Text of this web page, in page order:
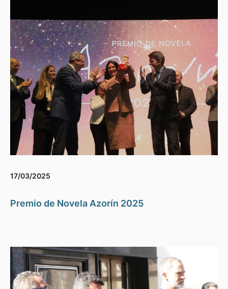
17/03/2025
Premio de Novela Azorín 2025